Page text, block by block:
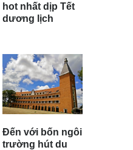
hot nhất dịp Tết
dương lịch
Đến với bốn ngôi
trường hút du